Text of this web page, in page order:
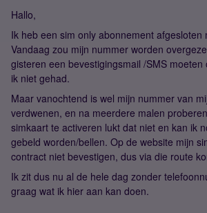
Hallo,
Ik heb een sim only abonnement afgesloten
Vandaag zou mijn nummer worden
gisteren een bevestigingsmail /SMS
ik niet gehad.
Maar vanochtend is wel mijn nummer van
verdwenen, en na meerdere malen
simkaart te activeren lukt dat niet en kan ik
gebeld worden/bellen. Op de website mijn
contract niet bevestigen, dus via die route
Ik zit dus nu al de hele dag zonder
graag wat ik hier aan kan doen.